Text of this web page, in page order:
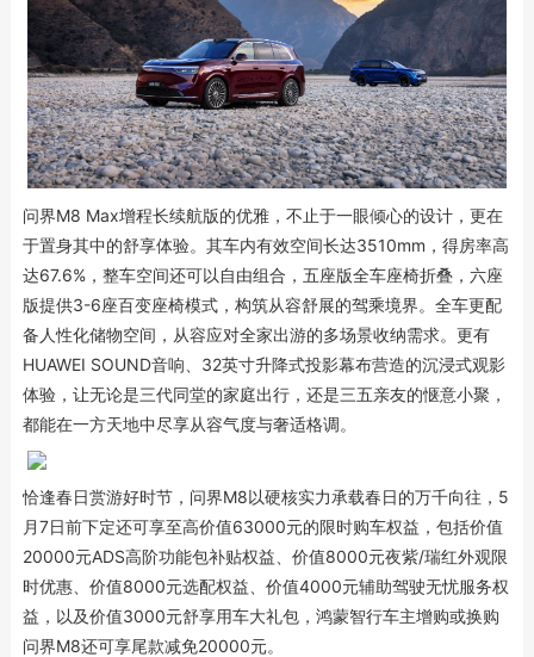
问界M8 Max增程长续航版的优雅，不止于一眼倾心的设计，更在
于置身其中的舒享体验。其车内有效空间长达3510mm，得房率高
达67.6%，整车空间还可以自由组合，五座版全车座椅折叠，六座
版提供3-6座百变座椅模式，构筑从容舒展的驾乘境界。全车更配
备人性化储物空间，从容应对全家出游的多场景收纳需求。更有
HUAWEI SOUND音响、32英寸升降式投影幕布营造的沉浸式观影
体验，让无论是三代同堂的家庭出行，还是三五亲友的惬意小聚，
都能在一方天地中尽享从容气度与奢适格调。
恰逢春日赏游好时节，问界M8以硬核实力承载春日的万千向往，5
月7日前下定还可享至高价值63000元的限时购车权益，包括价值
20000元ADS高阶功能包补贴权益、价值8000元夜紫/瑞红外观限
时优惠、价值8000元选配权益、价值4000元辅助驾驶无忧服务权
益，以及价值3000元舒享用车大礼包，鸿蒙智行车主增购或换购
问界M8还可享尾款减免20000元。